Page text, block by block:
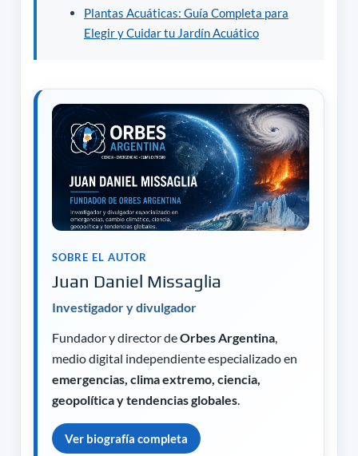
Plantas Acuáticas: Guía Completa para
Elegir y Cuidar tu Jardín Acuático
SOBRE EL AUTOR
Juan Daniel Missaglia
Investigador y divulgador
Fundador y director deOrbes Argentina,
medio digital independiente especializado en
emergencias, clima extremo, ciencia,
geopolítica y tendencias globales.
Ver biografía completa